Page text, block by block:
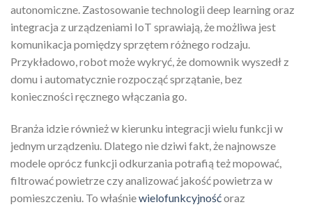
autonomiczne. Zastosowanie technologii deep learning oraz
integracja z urządzeniami IoT sprawiają, że możliwa jest
komunikacja pomiędzy sprzętem różnego rodzaju.
Przykładowo, robot może wykryć, że domownik wyszedł z
domu i automatycznie rozpocząć sprzątanie, bez
konieczności ręcznego włączania go.
Branża idzie również w kierunku integracji wielu funkcji w
jednym urządzeniu. Dlatego nie dziwi fakt, że najnowsze
modele oprócz funkcji odkurzania potrafią też mopować,
filtrować powietrze czy analizować jakość powietrza w
pomieszczeniu. To właśniewielofunkcyjnośćoraz